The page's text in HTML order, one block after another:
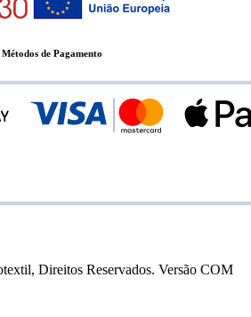
Métodos de Pagamento
Direitos Reservados. Versão COM